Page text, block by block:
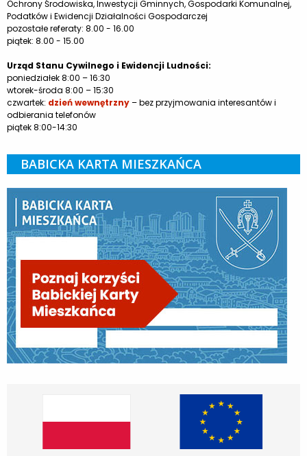
Ochrony Środowiska, Inwestycji Gminnych, Gospodarki Komunalnej,
Podatków i Ewidencji Działalności Gospodarczej
pozostałe referaty: 8.00 - 16.00
piątek: 8.00 - 15.00
Urząd Stanu Cywilnego i Ewidencji Ludności:
poniedziałek 8:00 – 16:30
wtorek-środa 8:00 – 15:30
czwartek: dzień wewnętrzny– bez przyjmowania interesantów i
odbierania telefonów
piątek 8:00-14:30
BABICKA KARTA MIESZKAŃCA